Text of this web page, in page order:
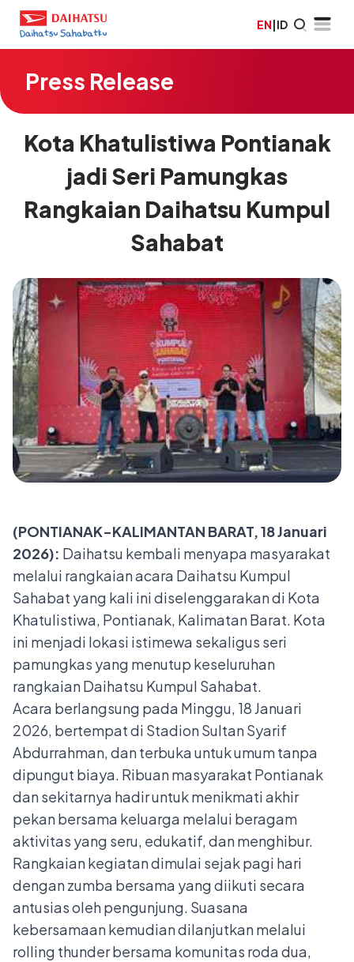
EN|ID
Press Release
Kota Khatulistiwa Pontianak
jadi Seri Pamungkas
Rangkaian Daihatsu Kumpul
Sahabat
(PONTIANAK-KALIMANTAN BARAT, 18 Januari
2026): Daihatsu kembali menyapa masyarakat
melalui rangkaian acara Daihatsu Kumpul
Sahabat yang kali ini diselenggarakan di Kota
Khatulistiwa, Pontianak, Kalimatan Barat. Kota
ini menjadi lokasi istimewa sekaligus seri
pamungkas yang menutup keseluruhan
rangkaian Daihatsu Kumpul Sahabat.
Acara berlangsung pada Minggu, 18 Januari
2026, bertempat di Stadion Sultan Syarif
Abdurrahman, dan terbuka untuk umum tanpa
dipungut biaya. Ribuan masyarakat Pontianak
dan sekitarnya hadir untuk menikmati akhir
pekan bersama keluarga melalui beragam
aktivitas yang seru, edukatif, dan menghibur.
Rangkaian kegiatan dimulai sejak pagi hari
dengan zumba bersama yang diikuti secara
antusias oleh pengunjung. Suasana
kebersamaan kemudian dilanjutkan melalui
rolling thunder bersama komunitas roda dua,